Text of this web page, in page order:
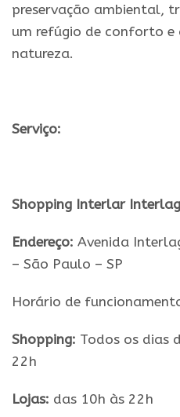
preservação ambiental,
um refúgio de conforto e
natureza.
Serviço:
Shopping Interlar
Endereço: Avenida
– São Paulo – SP
Horário de
Shopping: Todos os dias
22h
Lojas: das 10h às 22h